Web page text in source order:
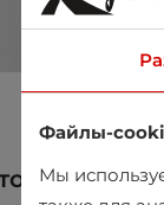
Файлы-
Мы